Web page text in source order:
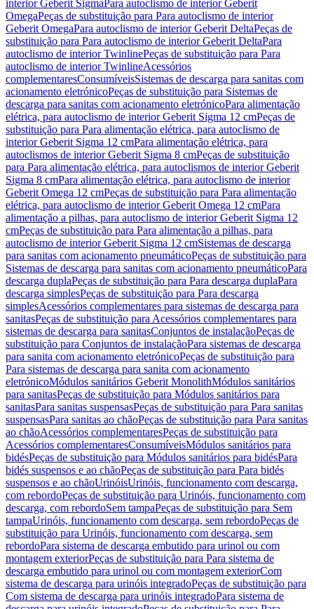
interior Geberit SigmaPara autoclismo de interior Geberit
OmegaPeças de substituição para Para autoclismo de interior
Geberit OmegaPara autoclismo de interior Geberit DeltaPeças de
substituição para Para autoclismo de interior Geberit DeltaPara
autoclismo de interior TwinlinePeças de substituição para Para
autoclismo de interior TwinlineAcessórios
complementaresConsumíveisSistemas de descarga para sanitas com
acionamento eletrónicoPeças de substituição para Sistemas de
descarga para sanitas com acionamento eletrónicoPara alimentação
elétrica, para autoclismo de interior Geberit Sigma 12 cmPeças de
substituição para Para alimentação elétrica, para autoclismo de
interior Geberit Sigma 12 cmPara alimentação elétrica, para
autoclismos de interior Geberit Sigma 8 cmPeças de substituição
para Para alimentação elétrica, para autoclismos de interior Geberit
Sigma 8 cmPara alimentação elétrica, para autoclismo de interior
Geberit Omega 12 cmPeças de substituição para Para alimentação
elétrica, para autoclismo de interior Geberit Omega 12 cmPara
alimentação a pilhas, para autoclismo de interior Geberit Sigma 12
cmPeças de substituição para Para alimentação a pilhas, para
autoclismo de interior Geberit Sigma 12 cmSistemas de descarga
para sanitas com acionamento pneumáticoPeças de substituição para
Sistemas de descarga para sanitas com acionamento pneumáticoPara
descarga duplaPeças de substituição para Para descarga duplaPara
descarga simplesPeças de substituição para Para descarga
simplesAcessórios complementares para sistemas de descarga para
sanitasPeças de substituição para Acessórios complementares para
sistemas de descarga para sanitasConjuntos de instalaçãoPeças de
substituição para Conjuntos de instalaçãoPara sistemas de descarga
para sanita com acionamento eletrónicoPeças de substituição para
Para sistemas de descarga para sanita com acionamento
eletrónicoMódulos sanitários Geberit MonolithMódulos sanitários
para sanitasPeças de substituição para Módulos sanitários para
sanitasPara sanitas suspensasPeças de substituição para Para sanitas
suspensasPara sanitas ao chãoPeças de substituição para Para sanitas
ao chãoAcessórios complementaresPeças de substituição para
Acessórios complementaresConsumíveisMódulos sanitários para
bidésPeças de substituição para Módulos sanitários para bidésPara
bidés suspensos e ao chãoPeças de substituição para Para bidés
suspensos e ao chãoUrinóisUrinóis, funcionamento com descarga,
com rebordoPeças de substituição para Urinóis, funcionamento com
descarga, com rebordoSem tampaPeças de substituição para Sem
tampaUrinóis, funcionamento com descarga, sem rebordoPeças de
substituição para Urinóis, funcionamento com descarga, sem
rebordoPara sistema de descarga embutido para urinol ou com
montagem exteriorPeças de substituição para Para sistema de
descarga embutido para urinol ou com montagem exteriorCom
sistema de descarga para urinóis integradoPeças de substituição para
Com sistema de descarga para urinóis integradoPara sistema de